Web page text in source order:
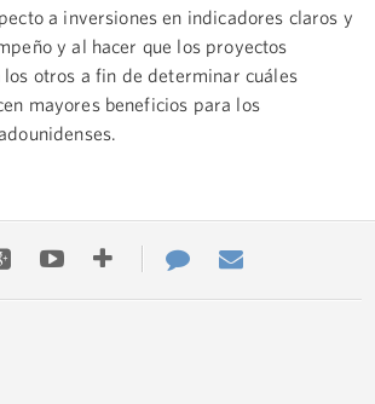
a inversiones en indicadores claros y
y al hacer que los proyectos
los otros a fin de determinar cuáles
mayores beneficios para los
Google+YoutubeMore
ways
Contact
Us